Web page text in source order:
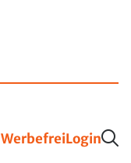
WerbefreiLogin